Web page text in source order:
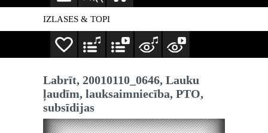
IZLASES & TOPI
Labrīt, 20010110_0646, Lauku
ļaudīm, lauksaimniecība, PTO,
subsīdijas